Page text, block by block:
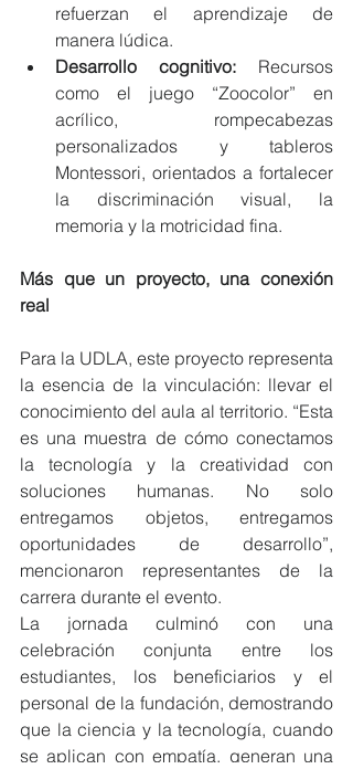
refuerzan el aprendizaje de
manera lúdica.
Desarrollo cognitivo: Recursos
como el juego “Zoocolor” en
acrílico, rompecabezas
personalizados y tableros
Montessori, orientados a fortalecer
la discriminación visual, la
memoria y la motricidad fina.
Más que un proyecto, una conexión
real
Para la UDLA, este proyecto representa
la esencia de la vinculación: llevar el
conocimiento del aula al territorio. “Esta
es una muestra de cómo conectamos
la tecnología y la creatividad con
soluciones humanas. No solo
entregamos objetos, entregamos
oportunidades de desarrollo”,
mencionaron representantes de la
carrera durante el evento.
La jornada culminó con una
celebración conjunta entre los
estudiantes, los beneficiarios y el
personal de la fundación, demostrando
que la ciencia y la tecnología, cuando
se aplican con empatía, generan una